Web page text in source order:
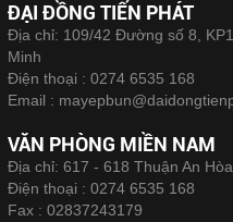
ĐẠI ĐỒNG TIẾN PHÁT
Địa chỉ: 109/42 Đường số 8,
Minh
Điện thoại : 0274 6535 168
Email :
VĂN PHÒNG MIỀN NAM
Địa chỉ: 617 - 618 Thuận An
Điện thoại : 0274 6535 168
Fax : 02837243179